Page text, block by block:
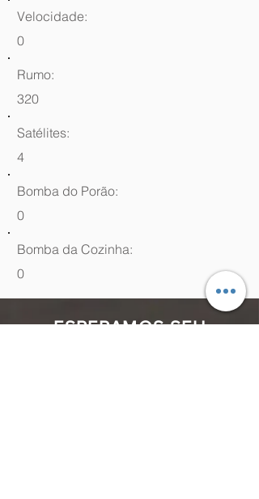
Velocidade:
0
Rumo:
320
Satélites:
4
Bomba do Porão:
0
Bomba da Cozinha:
0
ESPERAMOS SEU